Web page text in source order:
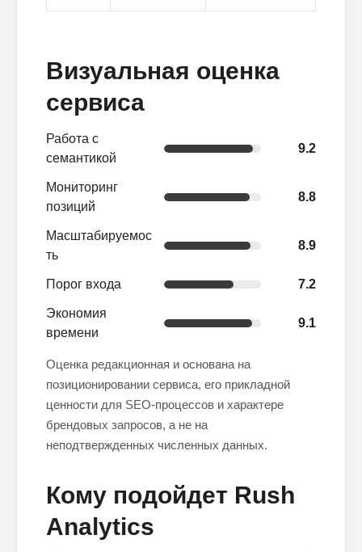
Визуальная оценка
сервиса
Работа с
семантикой
9.2
Мониторинг
позиций
8.8
Масштабируемос
ть
8.9
Порог входа 7.2
Экономия
времени
9.1
Оценка редакционная и основана на
позиционировании сервиса, его прикладной
ценности для SEO-процессов и характере
брендовых запросов, а не на
неподтвержденных численных данных.
Кому подойдет Rush
Analytics